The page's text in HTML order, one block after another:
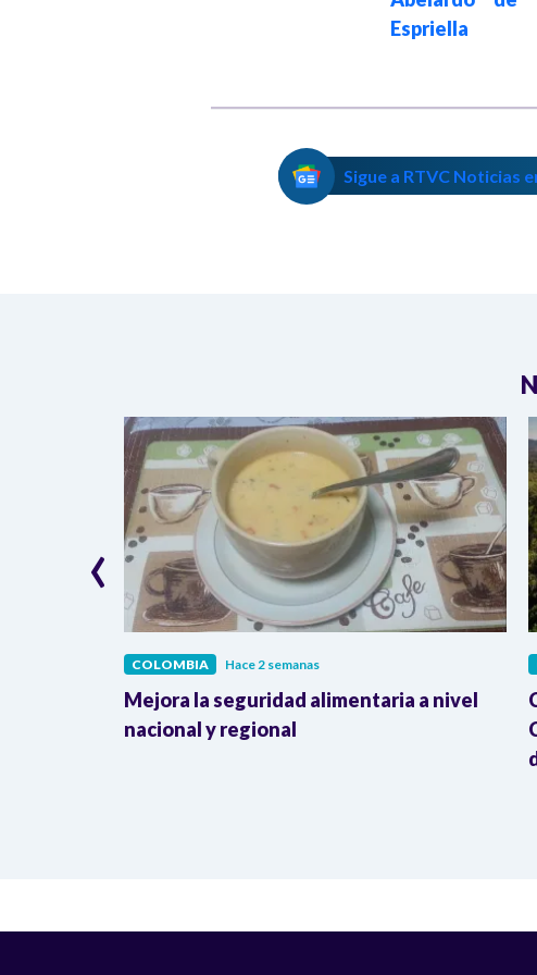
Espriella
Sigue a RTVC Noticias
COLOMBIA Hace 2 semanas
Mejora la seguridad alimentaria a nivel
nacional y regional
‹